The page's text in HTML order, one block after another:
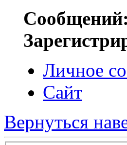
Сообщений:
Личное
Сайт
Вернуться